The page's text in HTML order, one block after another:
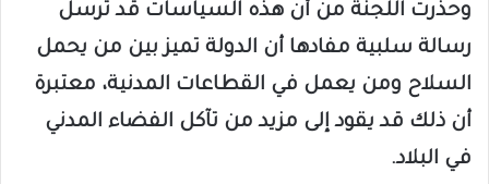
وحذرت اللجنة من أن هذه السياسات قد ترسل
رسالة سلبية مفادها أن الدولة تميز بين من يحمل
السلاح ومن يعمل في القطاعات المدنية، معتبرة
أن ذلك قد يقود إلى مزيد من تآكل الفضاء المدني
في البلاد.